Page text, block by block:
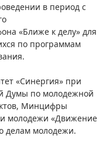
в период с
«Ближе к делу» для
по программам
«Синергия» при
Думы по молодежной
Минцифры
и молодежи «Движение
делам молодежи.